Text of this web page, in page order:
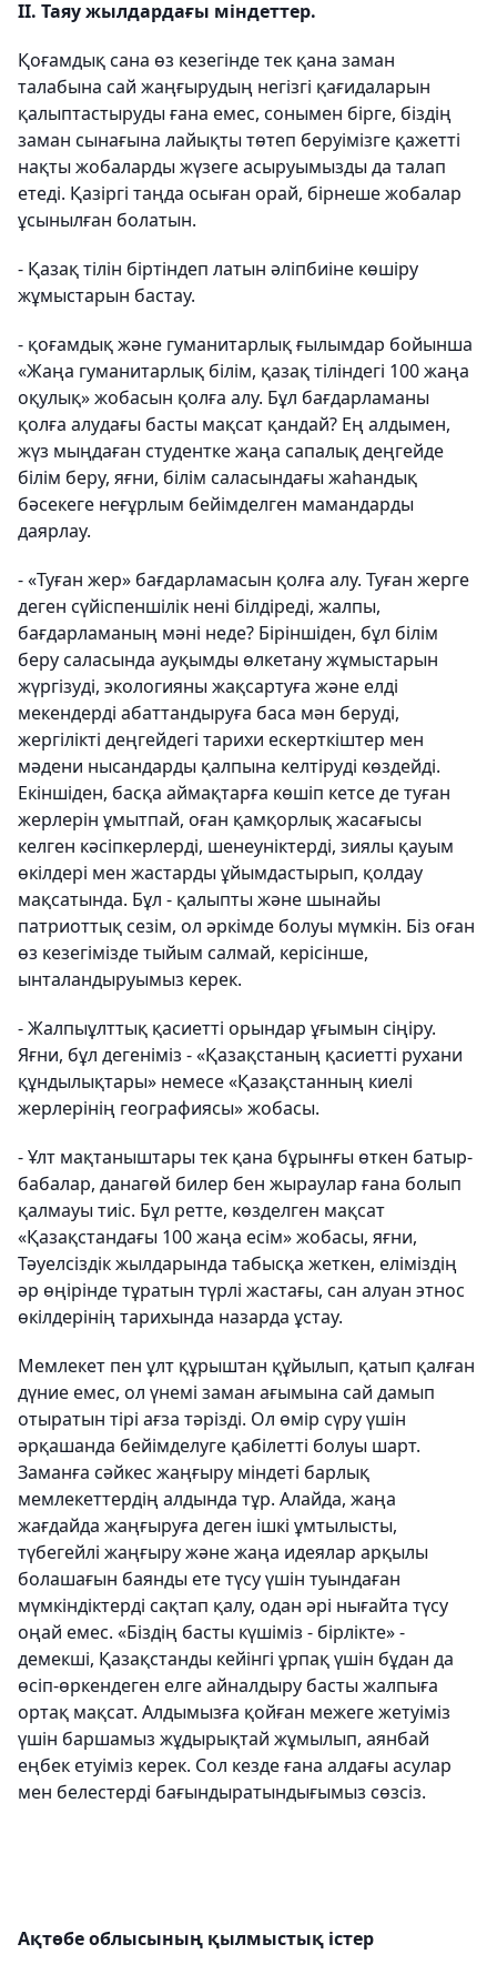
ІІ. Таяу жылдардағы міндеттер.
Қоғамдық сана өз кезегінде тек қана заман
талабына сай жаңғырудың негізгі қағидаларын
қалыптастыруды ғана емес, сонымен бірге, біздің
заман сынағына лайықты төтеп беруімізге қажетті
нақты жобаларды жүзеге асыруымызды да талап
етеді. Қазіргі таңда осыған орай, бірнеше жобалар
ұсынылған болатын.
- Қазақ тілін біртіндеп латын әліпбиіне көшіру
жұмыстарын бастау.
- қоғамдық және гуманитарлық ғылымдар бойынша
«Жаңа гуманитарлық білім, қазақ тіліндегі 100 жаңа
оқулық» жобасын қолға алу. Бұл бағдарламаны
қолға алудағы басты мақсат қандай? Ең алдымен,
жүз мыңдаған студентке жаңа сапалық деңгейде
білім беру, яғни, білім саласындағы жаһандық
бәсекеге неғұрлым бейімделген мамандарды
даярлау.
-«Туған жер» бағдарламасын қолға алу. Туған жерге
деген сүйіспеншілік нені білдіреді, жалпы,
бағдарламаның мәні неде? Біріншіден, бұл білім
беру саласында ауқымды өлкетану жұмыстарын
жүргізуді, экологияны жақсартуға және елді
мекендерді абаттандыруға баса мән беруді,
жергілікті деңгейдегі тарихи ескерткіштер мен
мәдени нысандарды қалпына келтіруді көздейді.
Екіншіден, басқа аймақтарға көшіп кетсе де туған
жерлерін ұмытпай, оған қамқорлық жасағысы
келген кәсіпкерлерді, шенеуніктерді, зиялы қауым
өкілдері мен жастарды ұйымдастырып, қолдау
мақсатында. Бұл - қалыпты және шынайы
патриоттық сезім, ол әркімде болуы мүмкін. Біз оған
өз кезегімізде тыйым салмай, керісінше,
ынталандыруымыз керек.
-Жалпыұлттық қасиетті орындар ұғымын сіңіру.
Яғни, бұл дегеніміз - «Қазақстаның қасиетті рухани
құндылықтары» немесе «Қазақстанның киелі
жерлерінің географиясы» жобасы.
-Ұлт мақтаныштары тек қана бұрынғы өткен батыр-
бабалар, данагөй билер бен жыраулар ғана болып
қалмауы тиіс. Бұл ретте, көзделген мақсат
«Қазақстандағы 100 жаңа есім» жобасы, яғни,
Тәуелсіздік жылдарында табысқа жеткен, еліміздің
әр өңірінде тұратын түрлі жастағы, сан алуан этнос
өкілдерінің тарихында назарда ұстау.
Мемлекет пен ұлт құрыштан құйылып, қатып қалған
дүние емес, ол үнемі заман ағымына сай дамып
отыратын тірі ағза тәрізді. Ол өмір сүру үшін
əрқашанда бейімделуге қабілетті болуы шарт.
Заманға сәйкес жаңғыру міндеті барлық
мемлекеттердің алдында тұр. Алайда, жаңа
жағдайда жаңғыруға деген ішкі ұмтылысты,
түбегейлі жаңғыру және жаңа идеялар арқылы
болашағын баянды ете түсу үшін туындаған
мүмкіндіктерді сақтап қалу, одан əрі нығайта түсу
оңай емес. «Біздің басты күшіміз - бірлікте» -
демекші, Қазақстанды кейінгі ұрпақ үшін бұдан да
өсіп-өркендеген елге айналдыру басты жалпыға
ортақ мақсат. Алдымызға қойған межеге жетуіміз
үшін баршамыз жұдырықтай жұмылып, аянбай
еңбек етуіміз керек. Сол кезде ғана алдағы асулар
мен белестерді бағындыратындығымыз сөзсіз.
Ақтөбе облысының қылмыстық істер